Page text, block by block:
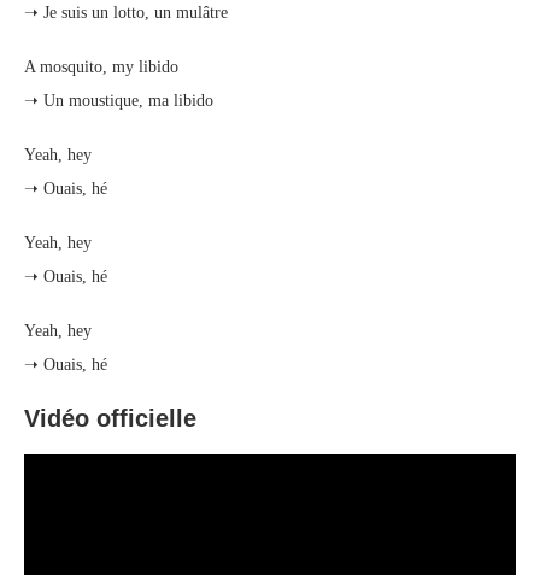
➝ Je suis un lotto, un mulâtre
A mosquito, my libido
➝ Un moustique, ma libido
Yeah, hey
➝ Ouais, hé
Yeah, hey
➝ Ouais, hé
Yeah, hey
➝ Ouais, hé
Vidéo officielle